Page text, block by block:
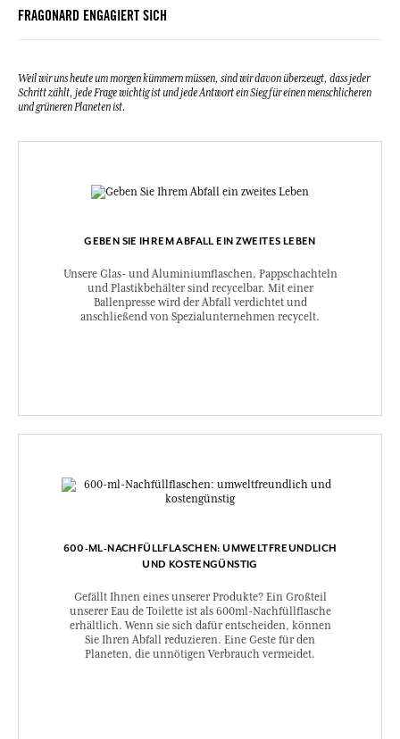
FRAGONARD ENGAGIERT SICH
Weil wir uns heute um morgen kümmern müssen, sind wir davon überzeugt, dass jeder
Schritt zählt, jede Frage wichtig ist und jede Antwort ein Sieg für einen menschlicheren
und grüneren Planeten ist.
GEBEN SIE IHREM ABFALL EIN ZWEITES LEBEN
Unsere Glas- und Aluminiumflaschen, Pappschachteln
und Plastikbehälter sind recycelbar. Mit einer
Ballenpresse wird der Abfall verdichtet und
anschließend von Spezialunternehmen recycelt.
600-ML-NACHFÜLLFLASCHEN: UMWELTFREUNDLICH
UND KOSTENGÜNSTIG
Gefällt Ihnen eines unserer Produkte? Ein Großteil
unserer Eau de Toilette ist als 600ml-Nachfüllflasche
erhältlich. Wenn sie sich dafür entscheiden, können
Sie Ihren Abfall reduzieren. Eine Geste für den
Planeten, die unnötigen Verbrauch vermeidet.